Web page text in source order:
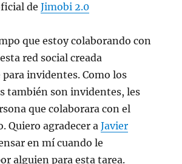
deJimobi 2.0
que estoy colaborando con
red social creada
invidentes. Como los
también son invidentes, les
que colaborara con el
Quiero agradecer aJavier
en mí cuando le
alguien para esta tarea.